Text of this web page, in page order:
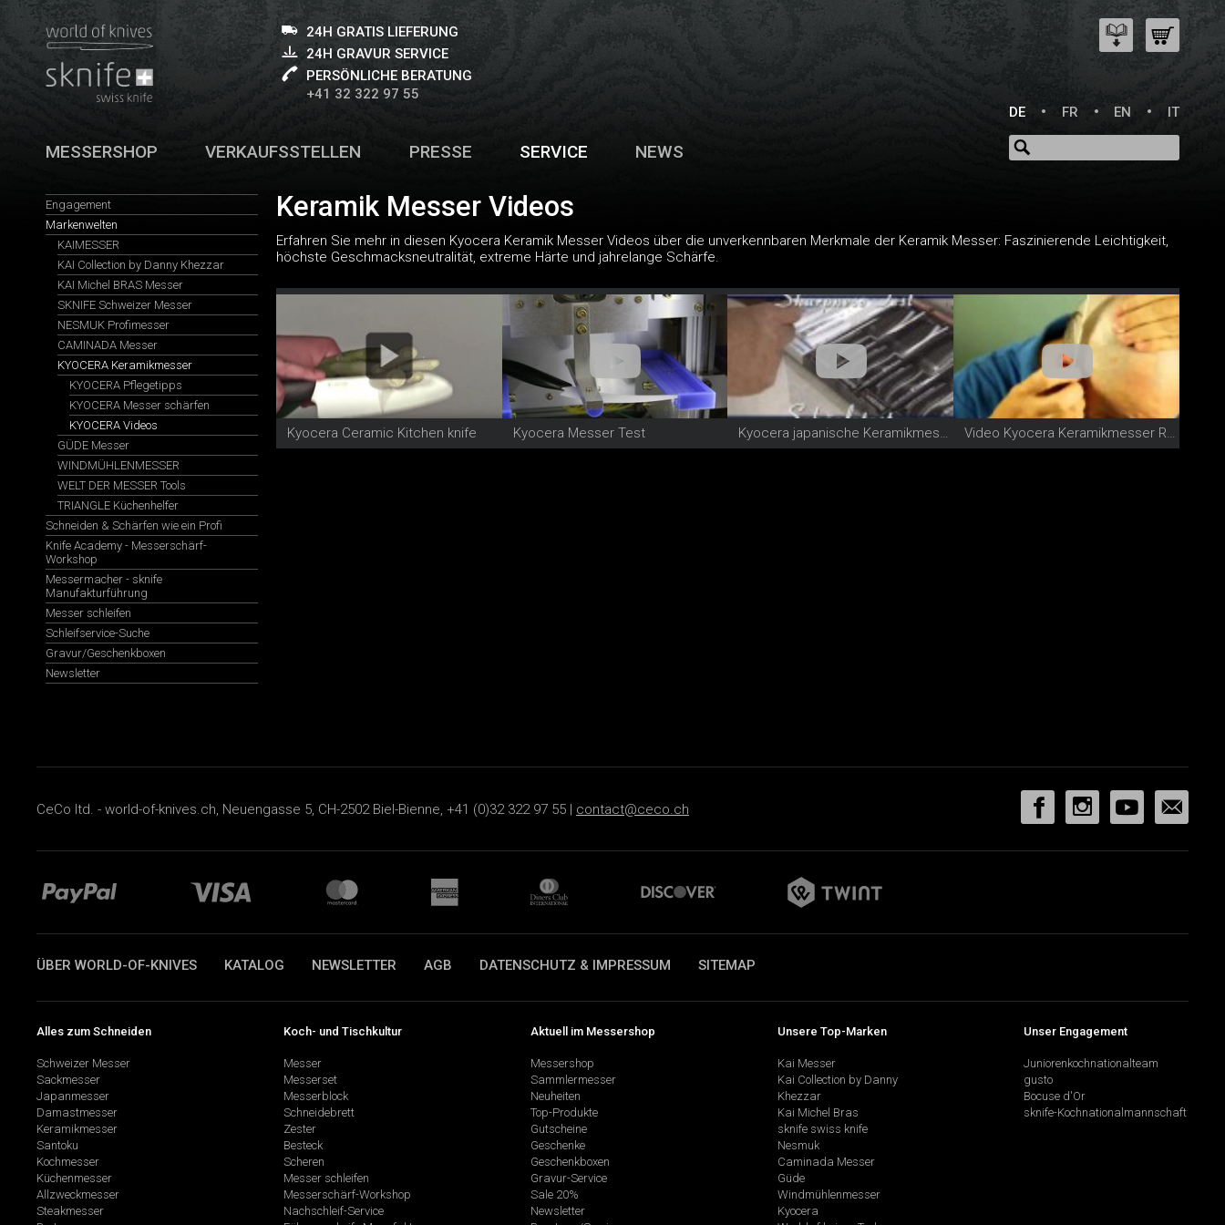
24H GRATIS LIEFERUNG
24H GRAVUR SERVICE
PERSÖNLICHE BERATUNG
+41 32 322 97 55
DE
FR EN IT
MESSERSHOP VERKAUFSSTELLEN PRESSE SERVICE NEWS
Engagement
Markenwelten
KAIMESSER
KAI Collection by Danny Khezzar
KAI Michel BRAS Messer
SKNIFE Schweizer Messer
NESMUK Profimesser
CAMINADA Messer
KYOCERA Keramikmesser
KYOCERA Pflegetipps
KYOCERA Messer schärfen
KYOCERA Videos
GÜDE Messer
WINDMÜHLENMESSER
WELT DER MESSER Tools
TRIANGLE Küchenhelfer
Schneiden & Schärfen wie ein Profi
Knife Academy - Messerschärf-
Workshop
Messermacher - sknife
Manufakturführung
Messer schleifen
Schleifservice-Suche
Gravur/Geschenkboxen
Newsletter
Keramik Messer Videos
Erfahren Sie mehr in diesen Kyocera Keramik Messer Videos über die unverkennbaren Merkmale der Keramik Messer: Faszinierende Leichtigkeit,
höchste Geschmacksneutralität, extreme Härte und jahrelange Schärfe.
Kyocera Ceramic Kitchen knife Kyocera Messer Test Kyocera japanische Keramikmesser Video Kyocera Keramikmesser Rasur
CeCo ltd. - world-of-knives.ch, Neuengasse 5, CH-2502 Biel-Bienne, +41 (0)32 322 97 55 | contact@ceco.ch
ÜBER WORLD-OF-KNIVES KATALOG NEWSLETTER AGB DATENSCHUTZ & IMPRESSUM SITEMAP
Alles zum Schneiden
Schweizer Messer
Sackmesser
Japanmesser
Damastmesser
Keramikmesser
Santoku
Kochmesser
Küchenmesser
Allzweckmesser
Steakmesser
Koch- und Tischkultur
Messer
Messerset
Messerblock
Schneidebrett
Zester
Besteck
Scheren
Messer schleifen
Messerschärf-Workshop
Nachschleif-Service
Aktuell im Messershop
Messershop
Sammlermesser
Neuheiten
Top-Produkte
Gutscheine
Geschenke
Geschenkboxen
Gravur-Service
Sale 20%
Newsletter
Unsere Top-Marken
Kai Messer
Kai Collection by Danny
Khezzar
Kai Michel Bras
sknife swiss knife
Nesmuk
Caminada Messer
Güde
Windmühlenmesser
Kyocera
Unser Engagement
Juniorenkochnationalteam
gusto
Bocuse d'Or
sknife-Kochnationalmannschaft